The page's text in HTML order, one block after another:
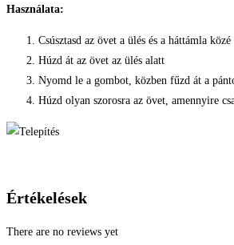
Használata:
Csúsztasd az övet a ülés és a háttámla közé
Húzd át az övet az ülés alatt
Nyomd le a gombot, közben fűzd át a
Húzd olyan szorosra az övet, amennyire
Értékelések
There are no reviews yet